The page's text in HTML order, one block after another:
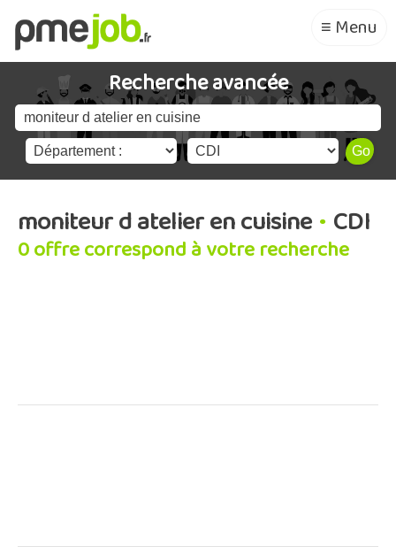
≡ Menu
Recherche avancée
moniteur d atelier en cuisine • CDI
0 offre correspond à votre recherche